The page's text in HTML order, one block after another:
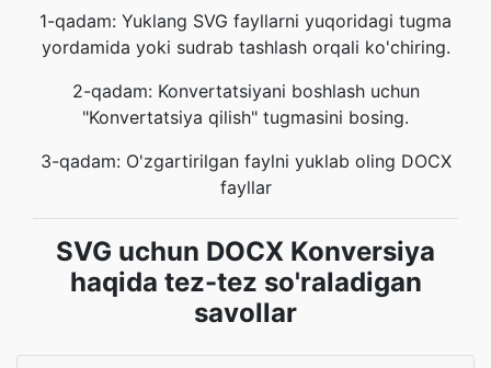
1-qadam: Yuklang SVG fayllarni yuqoridagi tugma
yordamida yoki sudrab tashlash orqali ko'chiring.
2-qadam: Konvertatsiyani boshlash uchun
"Konvertatsiya qilish" tugmasini bosing.
3-qadam: O'zgartirilgan faylni yuklab oling DOCX
fayllar
SVG uchun DOCX Konversiya
haqida tez-tez so'raladigan
savollar